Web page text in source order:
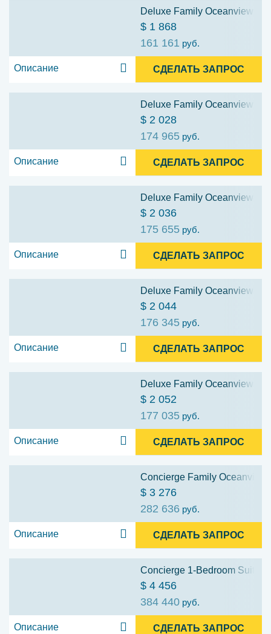
Deluxe Family Oceanview
$ 1 868
161 161 руб.
Описание СДЕЛАТЬ ЗАПРОС
Deluxe Family Oceanview
$ 2 028
174 965 руб.
Описание СДЕЛАТЬ ЗАПРОС
Deluxe Family Oceanview
$ 2 036
175 655 руб.
Описание СДЕЛАТЬ ЗАПРОС
Deluxe Family Oceanview
$ 2 044
176 345 руб.
Описание СДЕЛАТЬ ЗАПРОС
Deluxe Family Oceanview
$ 2 052
177 035 руб.
Описание СДЕЛАТЬ ЗАПРОС
Concierge Family Oceanview
$ 3 276
282 636 руб.
Описание СДЕЛАТЬ ЗАПРОС
Concierge 1-Bedroom Suite
$ 4 456
384 440 руб.
Описание СДЕЛАТЬ ЗАПРОС